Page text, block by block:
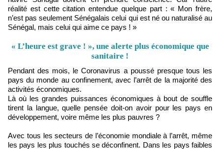
réalité est cette citation entendue quelque part : « Mon frère,
n’est pas seulement Sénégalais celui qui est né ou naturalisé au
Sénégal, mais celui qui aime ce pays ! »
« L’heure est grave ! », une alerte plus économique que
sanitaire !
Pendant des mois, le Coronavirus a poussé presque tous les
pays du monde au confinement, avec l’arrêt de la majorité des
activités économiques.
Là où les grandes puissances économiques à bout de souffle
tirent la langue, quelle pensée doit-on avoir pour les pays en
développement, voire même les plus pauvres ?
Avec tous les secteurs de l’économie mondiale à l’arrêt, même
les pays les plus touchés se déconfinent. Dans les pays faibles